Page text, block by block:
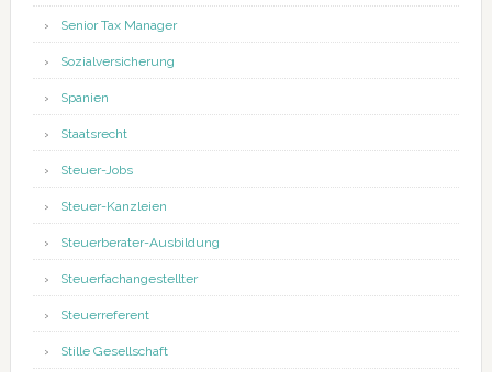
Senior Tax Manager
Sozialversicherung
Spanien
Staatsrecht
Steuer-Jobs
Steuer-Kanzleien
Steuerberater-Ausbildung
Steuerfachangestellter
Steuerreferent
Stille Gesellschaft